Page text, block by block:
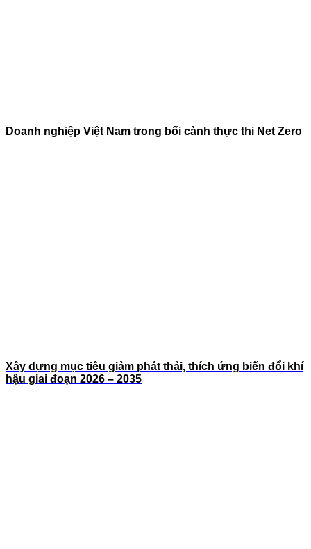
Doanh nghiệp Việt Nam trong bối cảnh thực thi Net Zero
Xây dựng mục tiêu giảm phát thải, thích ứng biến đổi khí
hậu giai đoạn 2026 – 2035